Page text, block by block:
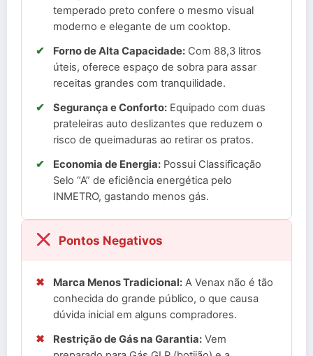
temperado preto confere o mesmo visual
moderno e elegante de um cooktop.
✔
Forno de Alta Capacidade: Com 88,3 litros
úteis, oferece espaço de sobra para assar
receitas grandes com tranquilidade.
✔
Segurança e Conforto: Equipado com duas
prateleiras auto deslizantes que reduzem o
risco de queimaduras ao retirar os pratos.
✔
Economia de Energia: Possui Classificação
Selo “A” de eficiência energética pelo
INMETRO, gastando menos gás.
Pontos Negativos
✖ Marca Menos Tradicional: A Venax não é tão
conhecida do grande público, o que causa
dúvida inicial em alguns compradores.
✖
Restrição de Gás na Garantia: Vem